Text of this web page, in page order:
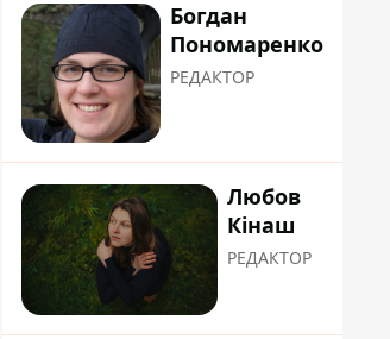
Богдан
Пономаренко
РЕДАКТОР
Любов
Кінаш
РЕДАКТОР